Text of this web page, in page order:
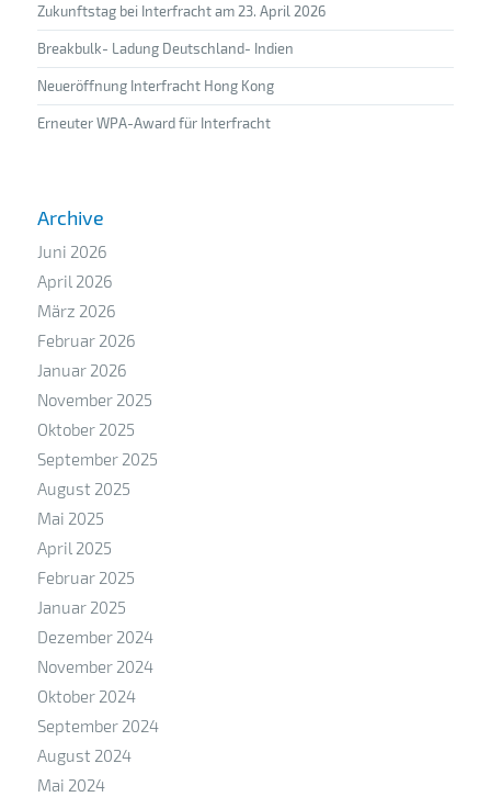
Zukunftstag bei Interfracht am 23. April 2026
Breakbulk- Ladung Deutschland- Indien
Neueröffnung Interfracht Hong Kong
Erneuter WPA-Award für Interfracht
Archive
Juni 2026
April 2026
März 2026
Februar 2026
Januar 2026
November 2025
Oktober 2025
September 2025
August 2025
Mai 2025
April 2025
Februar 2025
Januar 2025
Dezember 2024
November 2024
Oktober 2024
September 2024
August 2024
Mai 2024